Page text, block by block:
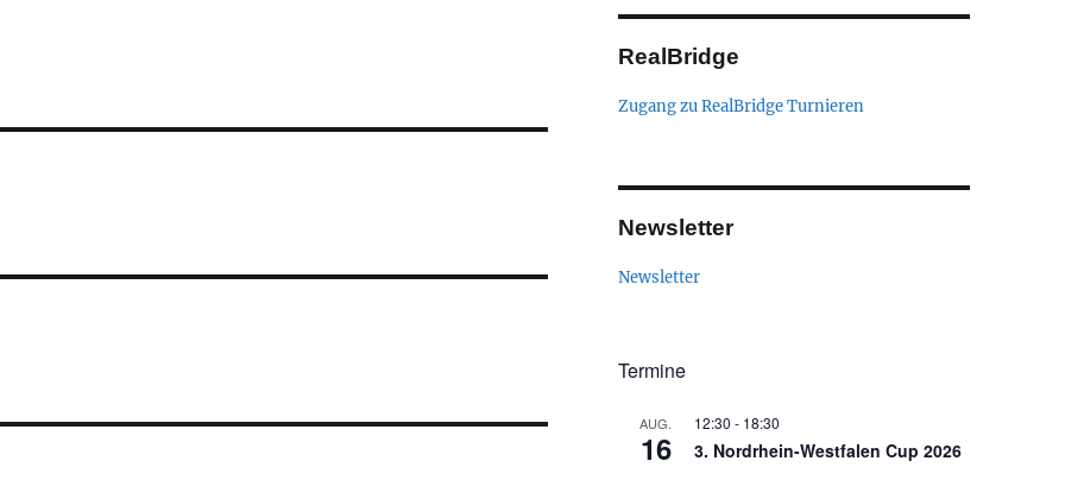
RealBridge
Zugang zu RealBridge Turnieren
Newsletter
Newsletter
Termine
AUG.
16
12:30 - 18:30
3. Nordrhein-Westfalen Cup 2026